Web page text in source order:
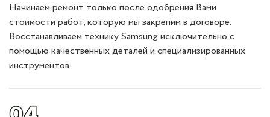
Начинаем ремонт только после одобрения Вами
стоимости работ, которую мы закрепим в договоре.
Восстанавливаем технику Samsung исключительно с
помощью качественных деталей и специализированных
инструментов.